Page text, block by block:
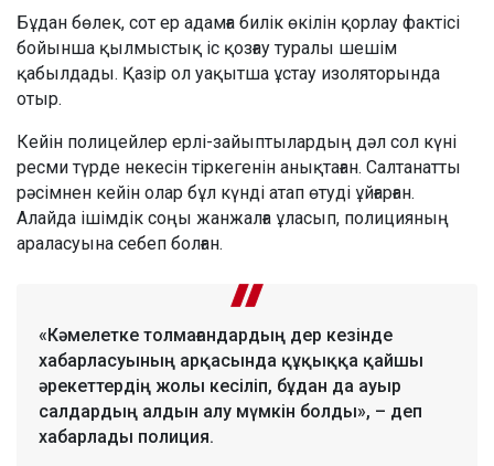
Бұдан бөлек, сот ер адамға билік өкілін қорлау фактісі
бойынша қылмыстық іс қозғау туралы шешім
қабылдады. Қазір ол уақытша ұстау изоляторында
отыр.
Кейін полицейлер ерлі-зайыптылардың дәл сол күні
ресми түрде некесін тіркегенін анықтаған. Салтанатты
рәсімнен кейін олар бұл күнді атап өтуді ұйғарған.
Алайда ішімдік соңы жанжалға ұласып, полицияның
араласуына себеп болған.
«Кәмелетке толмағандардың дер кезінде
хабарласуының арқасында құқыққа қайшы
әрекеттердің жолы кесіліп, бұдан да ауыр
салдардың алдын алу мүмкін болды», – деп
хабарлады полиция.